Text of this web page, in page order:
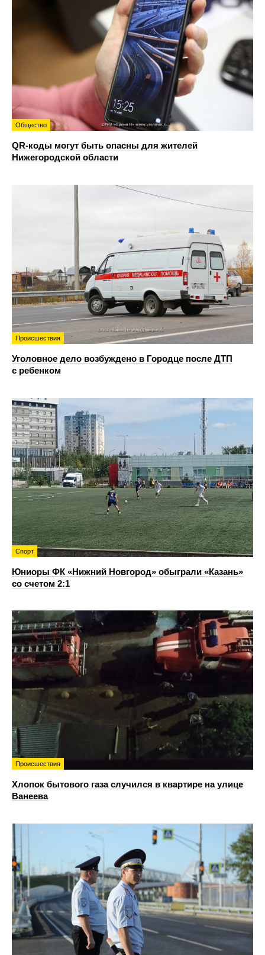
Общество
QR-коды могут быть опасны для жителей
Нижегородской области
Происшествия
Уголовное дело возбуждено в Городце после ДТП
с ребенком
Спорт
Юниоры ФК «Нижний Новгород» обыграли «Казань»
со счетом 2:1
Происшествия
Хлопок бытового газа случился в квартире на улице
Ванеева